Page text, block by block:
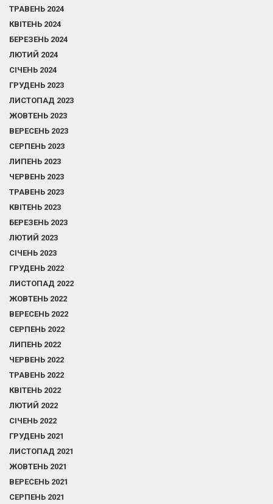
ТРАВЕНЬ 2024
КВІТЕНЬ 2024
БЕРЕЗЕНЬ 2024
ЛЮТИЙ 2024
СІЧЕНЬ 2024
ГРУДЕНЬ 2023
ЛИСТОПАД 2023
ЖОВТЕНЬ 2023
ВЕРЕСЕНЬ 2023
СЕРПЕНЬ 2023
ЛИПЕНЬ 2023
ЧЕРВЕНЬ 2023
ТРАВЕНЬ 2023
КВІТЕНЬ 2023
БЕРЕЗЕНЬ 2023
ЛЮТИЙ 2023
СІЧЕНЬ 2023
ГРУДЕНЬ 2022
ЛИСТОПАД 2022
ЖОВТЕНЬ 2022
ВЕРЕСЕНЬ 2022
СЕРПЕНЬ 2022
ЛИПЕНЬ 2022
ЧЕРВЕНЬ 2022
ТРАВЕНЬ 2022
КВІТЕНЬ 2022
ЛЮТИЙ 2022
СІЧЕНЬ 2022
ГРУДЕНЬ 2021
ЛИСТОПАД 2021
ЖОВТЕНЬ 2021
ВЕРЕСЕНЬ 2021
СЕРПЕНЬ 2021